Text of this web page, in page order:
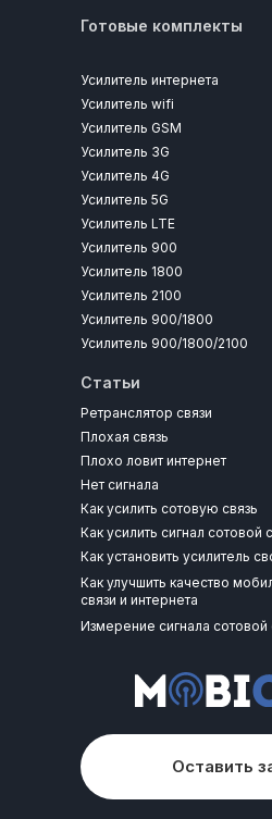
Готовые комплекты
Статьи
Ретранслятор связи
Оставить
Усилитель интернета
Усилитель wifi
Усилитель GSM
Усилитель 3G
Усилитель 4G
Усилитель 5G
Усилитель LTE
Усилитель 900
Усилитель 1800
Усилитель 2100
Усилитель 900/1800
Усилитель 900/1800/2100
Плохая связь
Плохо ловит интернет
Нет сигнала
Как усилить сотовую связь
Как усилить сигнал сотовой
Как установить усилитель
Как улучшить качество
связи и интернета
Измерение сигнала сотовой